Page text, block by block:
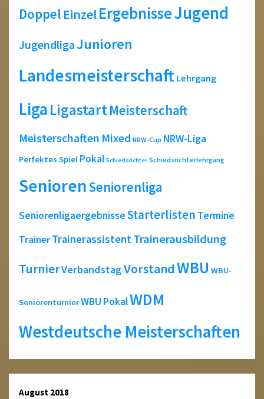
Doppel EinzelErgebnisseJugend
JugendligaJunioren
Landesmeisterschaft Lehrgang
LigaLigastartMeisterschaft
Meisterschaften Mixed NRW-Cup NRW-Liga
Perfektes Spiel Pokal Schiedsrichter Schiedsrichterlehrgang
SeniorenSeniorenliga
SeniorenligaergebnisseStarterlisten Termine
TrainerTrainerassistentTrainerausbildung
TurnierVerbandstagVorstandWBU WBU-
SeniorenturnierWBU PokalWDM
Westdeutsche Meisterschaften
August 2018